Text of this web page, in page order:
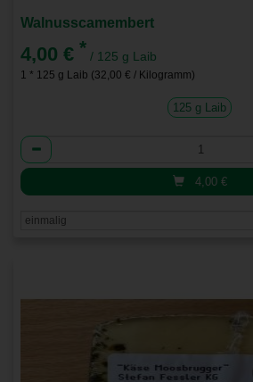
Walnusscamembert
4,00 € * / 125 g Laib
1 * 125 g Laib (32,00 € / Kilogramm)
125 g Laib
Anzahl
4,00 €